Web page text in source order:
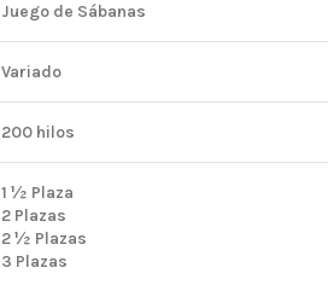
Juego de Sábanas
Variado
200 hilos
1 ½ Plaza
2 Plazas
2 ½ Plazas
3 Plazas